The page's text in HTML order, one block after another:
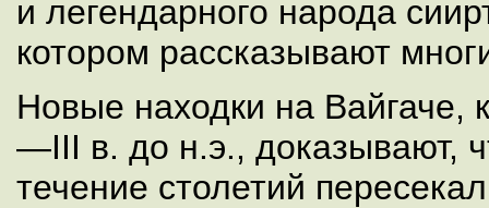
и легендарного народа
котором рассказывают
Новые находки на Вайгаче,
—III в. до н.э., доказывают,
течение столетий